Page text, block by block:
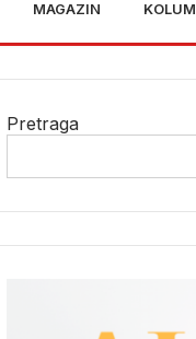
MAGAZIN
Pretraga